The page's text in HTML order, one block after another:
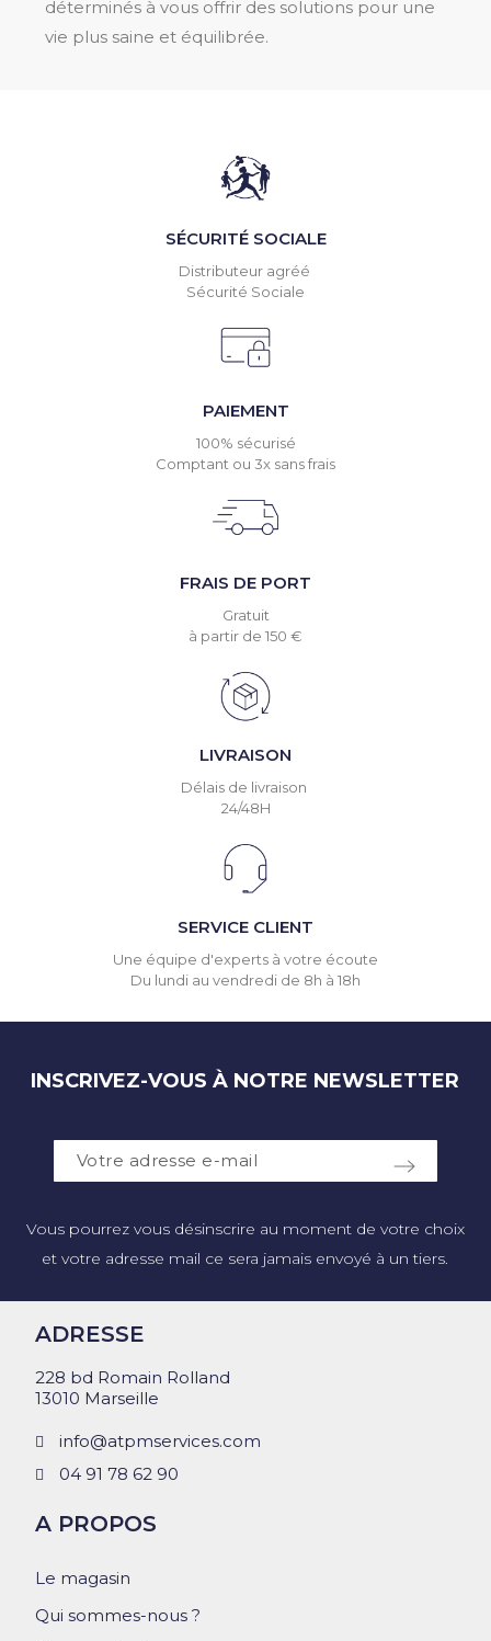
déterminés à vous offrir des solutions pour une
vie plus saine et équilibrée.
SÉCURITÉ SOCIALE
Distributeur agréé
Sécurité Sociale
PAIEMENT
100% sécurisé
Comptant ou 3x sans frais
FRAIS DE PORT
Gratuit
à partir de 150 €
LIVRAISON
Délais de livraison
24/48H
SERVICE CLIENT
Une équipe d'experts à votre écoute
Du lundi au vendredi de 8h à 18h
INSCRIVEZ-VOUS À NOTRE NEWSLETTER
Vous pourrez vous désinscrire au moment de votre choix
et votre adresse mail ce sera jamais envoyé à un tiers.
ADRESSE
228 bd Romain Rolland
13010 Marseille
info@atpmservices.com
04 91 78 62 90
A PROPOS
Le magasin
Qui sommes-nous ?